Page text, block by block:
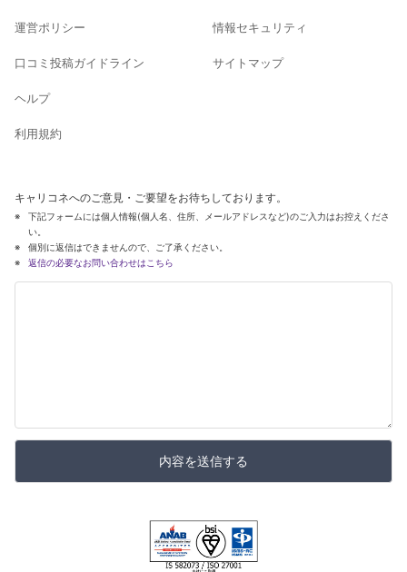
運営ポリシー
口コミ投稿ガイドライン
ヘルプ
利用規約
情報セキュリティ
サイトマップ
キャリコネへのご意見・ご要望をお待ちしております。
下記フォームには個人情報(個人名、住所、メールアドレスなど)のご入力はお控えくださ
い。
個別に返信はできませんので、ご了承ください。
返信の必要なお問い合わせはこちら
内容を送信する